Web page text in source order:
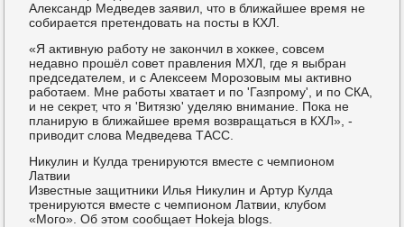
Александр Медведев заявил, что в ближайшее время не
собирается претендовать на посты в КХЛ.
«Я активную работу не закончил в хоккее, совсем
недавно прошёл совет правления МХЛ, где я выбран
председателем, и с Алексеем Морозовым мы активно
работаем. Мне работы хватает и по 'Газпрому', и по СКА,
и не секрет, что я 'Витязю' уделяю внимание. Пока не
планирую в ближайшее время возвращаться в КХЛ», -
приводит слова Медведева ТАСС.
Никулин и Кулда тренируются вместе с чемпионом
Латвии
Известные защитники Илья Никулин и Артур Кулда
тренируются вместе с чемпионом Латвии, клубом
«Мого». Об этом сообщает Hokeja blogs.